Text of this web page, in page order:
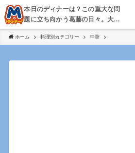
本日のディナーは？この重大な問
題に立ち向かう葛藤の日々。大
阪・京都・神戸を中心とした食べ
歩き、飲み歩きを綴る。
ホーム 料理別カテゴリー 中華